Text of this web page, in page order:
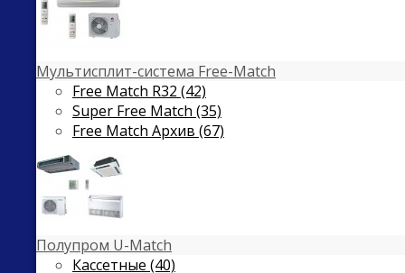
Мультисплит-система Free-Match
Free Match R32 (42)
Super Free Match (35)
Free Match Архив (67)
Полупром U-Match
Кассетные (40)